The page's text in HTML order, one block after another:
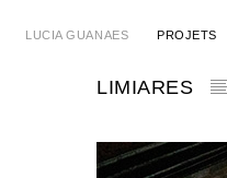
LUCIA GUANAES PROJETS
LIMIARES